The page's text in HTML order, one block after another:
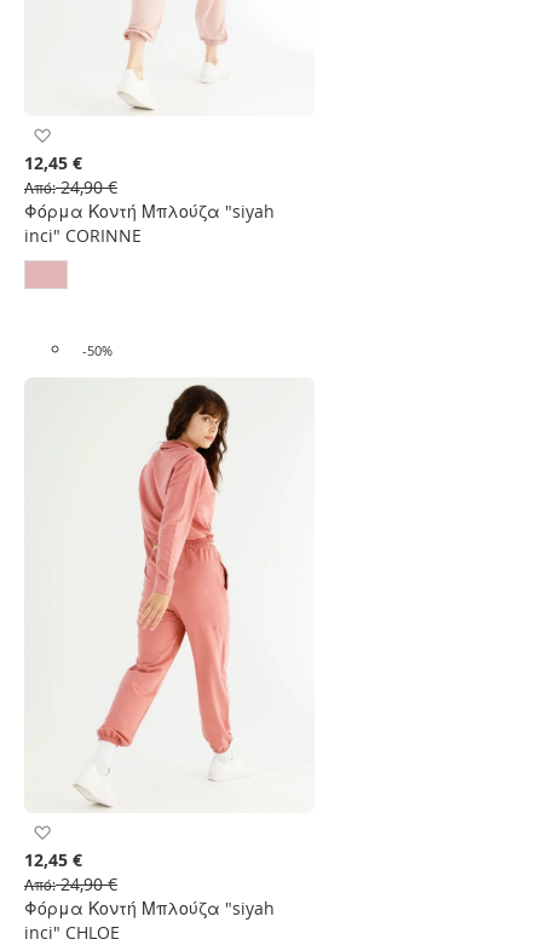
στη
Λίστα
Επιθυμιών
Φόρμα Κοντή Μπλούζα "siyah
inci" CORINNE
12,45 €
Από 24,90 €
-50%
στη
Λίστα
Επιθυμιών
Φόρμα Κοντή Μπλούζα "siyah
inci" CHLOE
12,45 €
Από 24,90 €